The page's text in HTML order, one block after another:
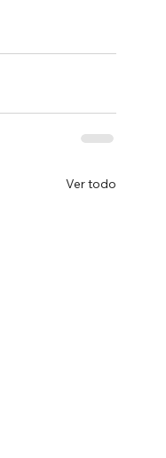
Ver todo